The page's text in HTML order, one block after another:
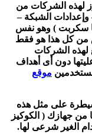
لهذه الشركات من
وإعدادات الشبكة –
سكربت ) وهو نفس
من كل هذا هو فقط
لهذه الشركات
دون أى أهداف
موقع
على مثل هذه
من جهازك ( الكوكيز
الغير شرعى لها.